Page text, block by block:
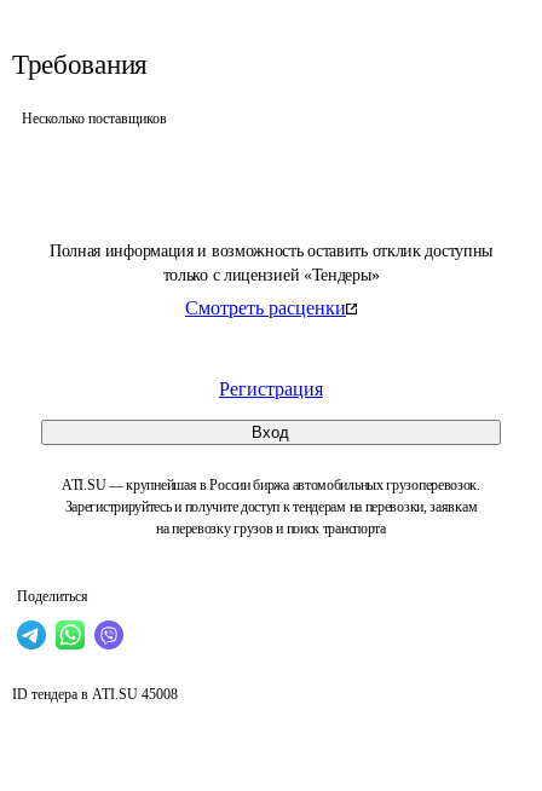
Полная информация и возможность оставить отклик доступны
только с лицензией «Тендеры»
Смотреть расценки
Регистрация
Вход
ATI.SU — крупнейшая в России биржа автомобильных грузоперевозок.
Зарегистрируйтесь и получите доступ к тендерам на перевозки, заявкам
на перевозку грузов и поиск транспорта
Поделиться
Требования
Несколько поставщиков
ID тендера в ATI.SU 45008